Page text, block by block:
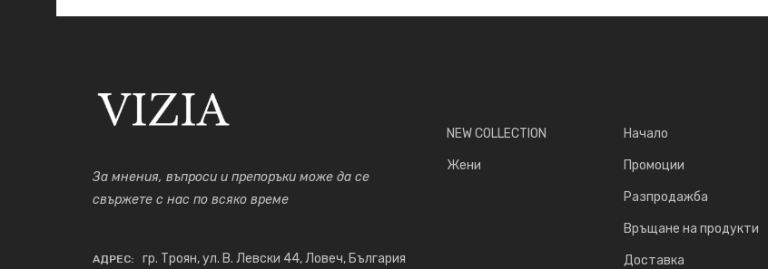
За мнения, въпроси и препоръки може да се
свържете с нас по всяко време
АДРЕС: гр. Троян, ул. В. Левски 44, Ловеч, България
NEW COLLECTION
Жени
Начало
Промоции
Разпродажба
Връщане на продукти
Доставка